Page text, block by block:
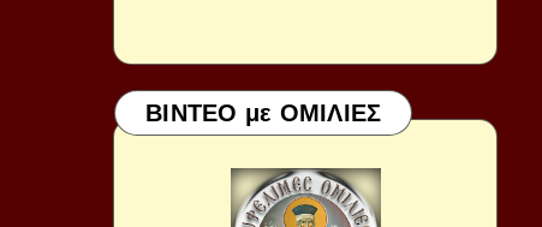
ΒΙΝΤΕΟ με ΟΜΙΛΙΕΣ